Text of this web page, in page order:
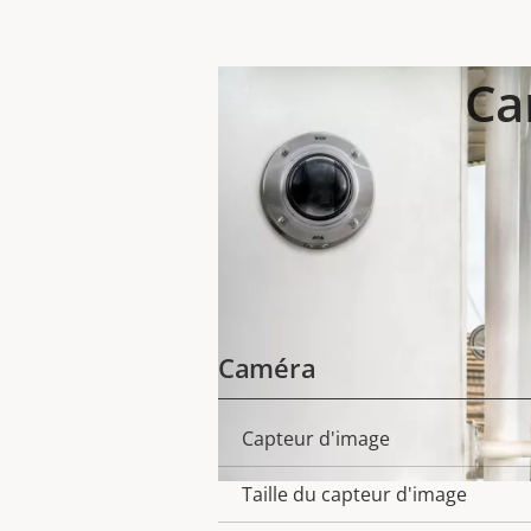
Caméra
Description
de la
propriété
Valeur
de la
propriété
Capteur d'image
Taille du capteur d'image